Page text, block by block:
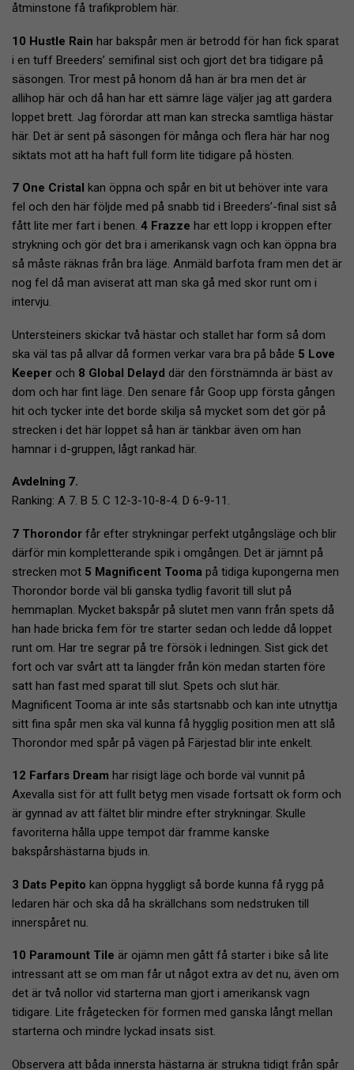
åtminstone få trafikproblem här.
10 Hustle Rain har bakspår men är betrodd för han fick sparat
i en tuff Breeders’ semifinal sist och gjort det bra tidigare på
säsongen. Tror mest på honom då han är bra men det är
allihop här och då han har ett sämre läge väljer jag att gardera
loppet brett. Jag förordar att man kan strecka samtliga hästar
här. Det är sent på säsongen för många och flera här har nog
siktats mot att ha haft full form lite tidigare på hösten.
7 One Cristal kan öppna och spår en bit ut behöver inte vara
fel och den här följde med på snabb tid i Breeders’-final sist så
fått lite mer fart i benen. 4 Frazze har ett lopp i kroppen efter
strykning och gör det bra i amerikansk vagn och kan öppna bra
så måste räknas från bra läge. Anmäld barfota fram men det är
nog fel då man aviserat att man ska gå med skor runt om i
intervju.
Untersteiners skickar två hästar och stallet har form så dom
ska väl tas på allvar då formen verkar vara bra på både 5 Love
Keeper och 8 Global Delayd där den förstnämnda är bäst av
dom och har fint läge. Den senare får Goop upp första gången
hit och tycker inte det borde skilja så mycket som det gör på
strecken i det här loppet så han är tänkbar även om han
hamnar i d-gruppen, lågt rankad här.
Avdelning 7.
Ranking: A 7. B 5. C 12-3-10-8-4. D 6-9-11.
7 Thorondor får efter strykningar perfekt utgångsläge och blir
därför min kompletterande spik i omgången. Det är jämnt på
strecken mot 5 Magnificent Tooma på tidiga kupongerna men
Thorondor borde väl bli ganska tydlig favorit till slut på
hemmaplan. Mycket bakspår på slutet men vann från spets då
han hade bricka fem för tre starter sedan och ledde då loppet
runt om. Har tre segrar på tre försök i ledningen. Sist gick det
fort och var svårt att ta längder från kön medan starten före
satt han fast med sparat till slut. Spets och slut här.
Magnificent Tooma är inte sås startsnabb och kan inte utnyttja
sitt fina spår men ska väl kunna få hygglig position men att slå
Thorondor med spår på vägen på Färjestad blir inte enkelt.
12 Farfars Dream har risigt läge och borde väl vunnit på
Axevalla sist för att fullt betyg men visade fortsatt ok form och
är gynnad av att fältet blir mindre efter strykningar. Skulle
favoriterna hålla uppe tempot där framme kanske
bakspårshästarna bjuds in.
3 Dats Pepito kan öppna hyggligt så borde kunna få rygg på
ledaren här och ska då ha skrällchans som nedstruken till
innerspåret nu.
10 Paramount Tile är ojämn men gått få starter i bike så lite
intressant att se om man får ut något extra av det nu, även om
det är två nollor vid starterna man gjort i amerikansk vagn
tidigare. Lite frågetecken för formen med ganska långt mellan
starterna och mindre lyckad insats sist.
Observera att båda innersta hästarna är strukna tidigt från spår